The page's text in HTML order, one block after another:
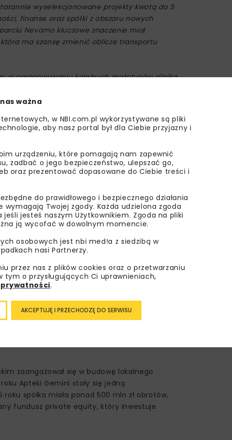
wyselekcjonowane projekty kwotą do 5
finanse oraz spółki z obszaru nowych
Nevomo kluczowe znaczenie miał
ma szansę zmienić oblicze transportu
w opracowywaniu kolejnych prototypów silnika
takich jak Johannes Braun (odpowiedzialny
rozmowy z przyszłymi odbiorcami naszej
pierwszej. Wsparcie Hütter Private Equity
prywatnych–tłumaczyPrzemysław Paczos,
Nevomo. W trakcie są kolejne rozmowy
obecną rundę. Wsparcie tak doświadczonego
rosnącej firmy oraz ma na koncie exit
w dalszym szybkim rozwoju –
zaangażował się w budowę lokalnego
Apteki Gemini stały się jedną
spółka miała ponad 500 mln zł obrotów,
fundusz private equity, który inwestuje
ważna
w NBI.com.pl wykorzystywane są pliki
aby nasz portal był dla Ciebie przyjazny i
urządzeniu, które pomagają nam zapewnić
zadbać o jego bezpieczeństwo, ulepszać go,
oraz prezentować dopasowane do Ciebie treści i
do prawidłowego i bezpiecznego działania
wymagają Twojej zgody. Każda udzielona zgoda
jesteś naszym Użytkownikiem. Zgoda na pliki
ją wycofać w dowolnym momencie.
osobowych jest nbi med!a z siedzibą w
nasi Partnerzy.
przez nas z plików cookies oraz o przetwarzaniu
tym o przysługujących Ci uprawnieniach,
.
AKCEPTUJĘ I PRZECHODZĘ DO SERWISU